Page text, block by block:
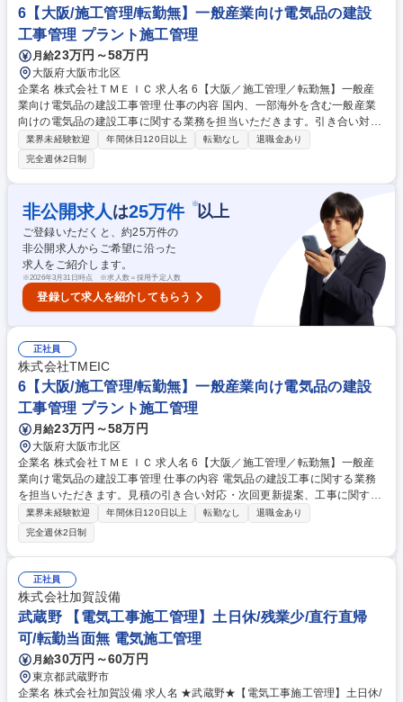
ご経験に応じてご担当頂きます。 募集職種 【東京/施工管理】川崎重工G/
正社員前提/社風の良さ◎/充実の福利厚生
6【大阪/施工管理/転勤無】一般産業向け電気品の建設
工事管理 プラント施工管理
月給23万円～58万円
大阪府大阪市北区
企業名 株式会社ＴＭＥＩＣ 求人名 6【大阪／施工管理／転勤無】一般産
業向け電気品の建設工事管理 仕事の内容 国内、一部海外を含む一般産業
向けの電気品の建設工事に関する業務を担当いただきます。引き合い対
応、見積業務、工事基本設計、下請け発注、現地施工管理、工程管理、竣
工までの取りまとめを行います。 担当製品：TMEIC・東芝・三菱電機・
その他メーカの電気品等 顧客業界：一般産業における生産設備を有する企
業 出張：有（現場での立場は、ほとんどの場合、元請の作業所長（現場代
理人）になります）期間：現場の規模によりますが、平均すると2ヶ月～3
ヶ月程度になります。現場の掛け持ちは、見積り・工事計画時点では数件
の案件を掛け持つことはありますが、現場管理においては複数案件の掛け
持ちはありません。 募集職種 6【大阪／施工管理／転勤無】一般産業向け
電気品の建設工事管理
業界未経験歓迎 年間休日120日以上 転勤なし
退職金あり
完全週休2日制
非公開求人 は25万件 ※以上
ご登録いただくと、約25万件の
非公開求人からご希望に沿った
求人をご紹介します。
※2026年3月31日時点 ※求人数＝採用予定人数
登録して求人を紹介してもらう
正社員
株式会社TMEIC
6【大阪/施工管理/転勤無】一般産業向け電気品の建設
工事管理 プラント施工管理
月給23万円～58万円
大阪府大阪市北区
企業名 株式会社ＴＭＥＩＣ 求人名 6【大阪／施工管理／転勤無】一般産
業向け電気品の建設工事管理 仕事の内容 電気品の建設工事に関する業務
を担当いただきます。見積の引き合い対応・次回更新提案、工事に関する
見積業務、工事基本設計・現場調査、下請け発注、現地施工管理までの取
りまとめを行います 担当製品：TMEIC・東芝・三菱電機・その他メーカ
の電気品等 顧客業界：一般産業・鉄鋼業界における生産設備を有する企業
出張：あり 期間：現場の規模によりますが、平均すると2ヶ月～3ヶ月程
度になります。現場の掛け持ちは、見積り・工事計画時点では数件の案件
を掛け持つことはありますが、現場管理においては複数案件の掛け持ちは
ありません。 募集職種 6【大阪／施工管理／転勤無】一般産業向け電気品
の建設工事管理
業界未経験歓迎 年間休日120日以上 転勤なし
退職金あり
完全週休2日制
正社員
株式会社加賀設備
武蔵野 【電気工事施工管理】土日休/残業少/直行直帰
可/転勤当面無 電気施工管理
月給30万円～60万円
東京都武蔵野市
企業名 株式会社加賀設備 求人名 ★武蔵野★【電気工事施工管理】土日休/